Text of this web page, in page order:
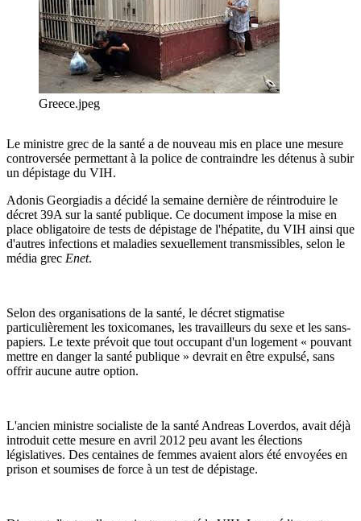
Greece.jpeg
Le ministre grec de la santé a de nouveau mis en place une mesure
controversée permettant à la police de contraindre les détenus à subir
un dépistage du VIH.
Adonis Georgiadis a décidé la semaine dernière de réintroduire le
décret 39A sur la santé publique. Ce document impose la mise en
place obligatoire de tests de dépistage de l'hépatite, du VIH ainsi que
d'autres infections et maladies sexuellement transmissibles, selon le
média grec Enet.
Selon des organisations de la santé, le décret stigmatise
particulièrement les toxicomanes, les travailleurs du sexe et les sans-
papiers. Le texte prévoit que tout occupant d'un logement « pouvant
mettre en danger la santé publique » devrait en être expulsé, sans
offrir aucune autre option.
L'ancien ministre socialiste de la santé Andreas Loverdos, avait déjà
introduit cette mesure en avril 2012 peu avant les élections
législatives. Des centaines de femmes avaient alors été envoyées en
prison et soumises de force à un test de dépistage.